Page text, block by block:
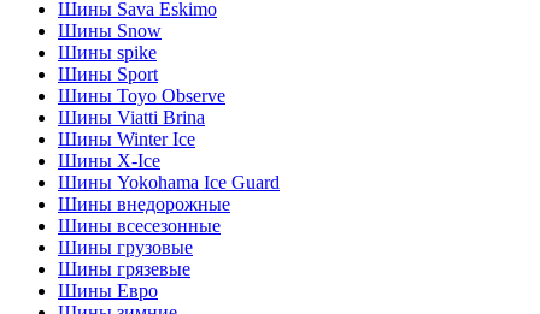
Шины Sava Eskimo
Шины Snow
Шины spike
Шины Sport
Шины Toyo Observe
Шины Viatti Brina
Шины Winter Ice
Шины X-Ice
Шины Yokohama Ice Guard
Шины внедорожные
Шины всесезонные
Шины грузовые
Шины грязевые
Шины Евро